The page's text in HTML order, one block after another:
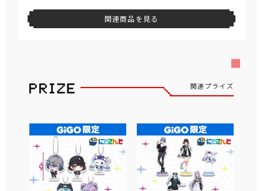
関連商品を見る
関連プライズ